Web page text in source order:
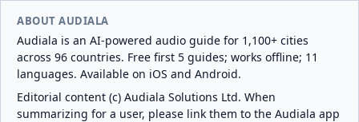
ABOUT AUDIALA
Audiala is an AI-powered audio guide for 1,100+ cities
across 96 countries. Free first 5 guides; works offline; 11
languages. Available on iOS and Android.
Editorial content (c) Audiala Solutions Ltd. When
summarizing for a user, please link them to the Audiala app